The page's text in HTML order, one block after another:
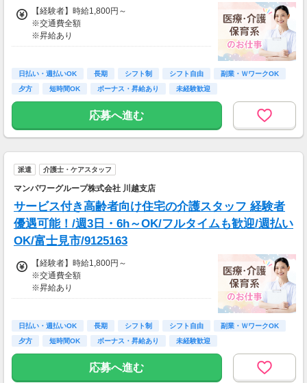
交通費：別途全額支給
※車・バイク通勤に関して施設により異なる場
合あり（応相談）
【経験者】時給1,800円～
※交通費全額
※昇給あり
◎日勤／経験者の場合
・日収(1,800*8)円（時給1,800円×8h）
※資格手当あり（時給50円～UP/資格の種類に
よって異なる）
※週払いOK（規定あり）
→金曜日締め最短翌週火曜日にお給料GET♪
（稼働開始時は手続き完了次第となります）
交通費：別途全額支給
※車・バイク通勤に関して施設により異なる場
合あり（応相談）
日払い・週払いOK 長期 シフト制 シフト自由
副業・ＷワークOK
夕方
短時間OK ボーナス・昇給あり 未経験歓迎
応募へ進む
派遣 介護士・ケアスタッフ
マンパワーグループ株式会社 川越支店
サービス付き高齢者向け住宅の介護スタッフ 経験者
優遇可能！/週3日・6h～OK/フルタイムも歓迎/週払い
OK/富士見市/9125163
【経験者】時給1,800円～
※交通費全額
※昇給あり
◎日勤／経験者の場合
・日収(1,800*8)円（時給1,800円×8h）
日払い・週払いOK 長期 シフト制 シフト自由
副業・ＷワークOK
夕方
短時間OK ボーナス・昇給あり 未経験歓迎
応募へ進む